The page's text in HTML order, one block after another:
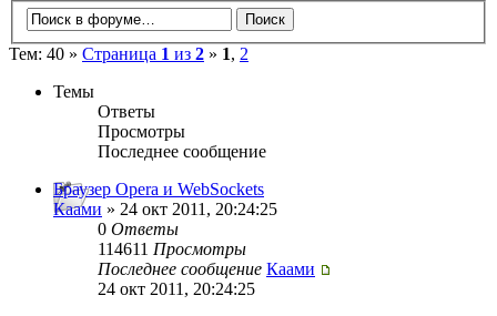
Тем: 40 » Страница 1 из 2 » 1, 2
Темы
Ответы
Просмотры
Последнее сообщение
Браузер Opera и WebSockets
Каами » 24 окт 2011, 20:24:25
0 Ответы
114611 Просмотры
Последнее сообщение Каами
24 окт 2011, 20:24:25